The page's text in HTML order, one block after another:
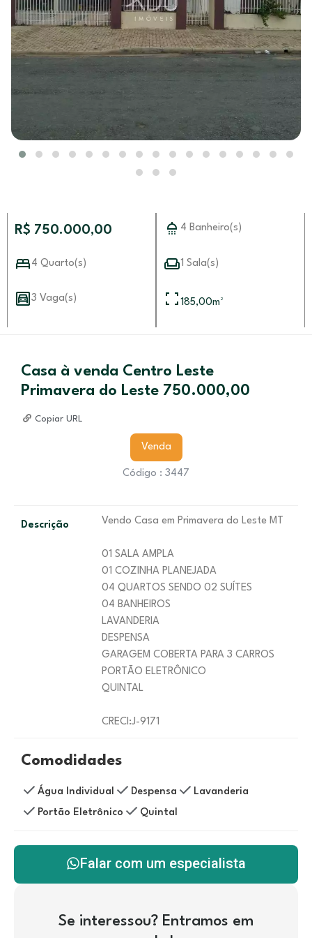
R$ 750.000,00 4 Banheiro(s)
4 Quarto(s) 1 Sala(s)
3 Vaga(s) 185,00m²
Casa à venda Centro Leste
Primavera do Leste 750.000,00
Copiar URL
Venda
Código : 3447
Descrição Vendo Casa em Primavera do Leste MT
01 SALA AMPLA
01 COZINHA PLANEJADA
04 QUARTOS SENDO 02 SUÍTES
04 BANHEIROS
LAVANDERIA
DESPENSA
GARAGEM COBERTA PARA 3 CARROS
PORTÃO ELETRÔNICO
QUINTAL
CRECI:J-9171
Comodidades
Água Individual Despensa
Lavanderia
Portão Eletrônico
Quintal
Falar com um especialista
Se interessou? Entramos em